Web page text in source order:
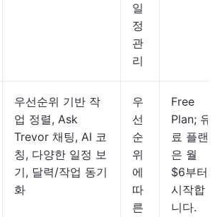
일
정
관
리
우선순위 기반 작
업 정렬, Ask
Trevor 채팅, AI 코
칭, 다양한 일정 보
기, 달력/작업 동기
화
우
선
순
위
에
따
른
Free
Plan; 유
료 플랜
은 월
$6부터
시작합
니다.